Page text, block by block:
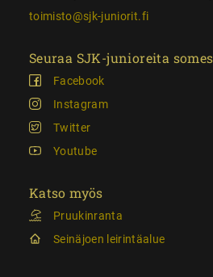
toimisto@sjk-juniorit.fi
Seuraa SJK-junioreita
Facebook
Instagram
Twitter
Youtube
Katso myös
Pruukinranta
Seinäjoen leirintäalue